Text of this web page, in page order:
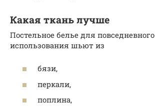
Какая ткань лучше
Постельное белье для повседневного
использования шьют из
бязи,
перкали,
поплина,